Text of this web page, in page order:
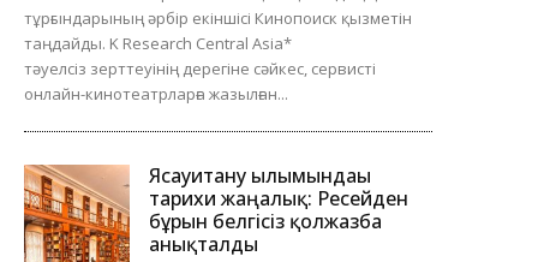
тұрғындарының әрбір екіншісі Кинопоиск қызметін
таңдайды. K Research Central Asia*
тәуелсіз зерттеуінің дерегіне сәйкес, сервисті
онлайн-кинотеатрларға жазылған...
Ясауитану ғылымындағы
тарихи жаңалық: Ресейден
бұрын белгісіз қолжазба
анықталды